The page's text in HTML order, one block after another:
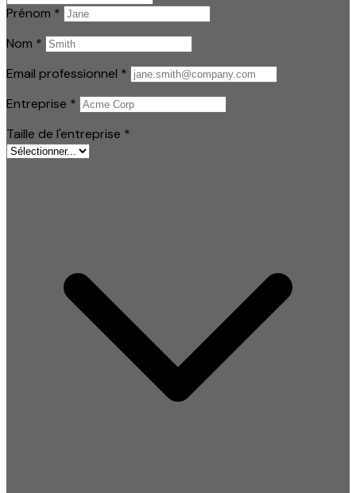
Prénom *
Nom *
Email professionnel *
Entreprise *
Taille de l'entreprise *